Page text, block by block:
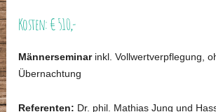
Kosten: € 510,-
Männerseminar inkl. Vollwertverpflegung,
Übernachtung
Referenten: Dr. phil. Mathias Jung und